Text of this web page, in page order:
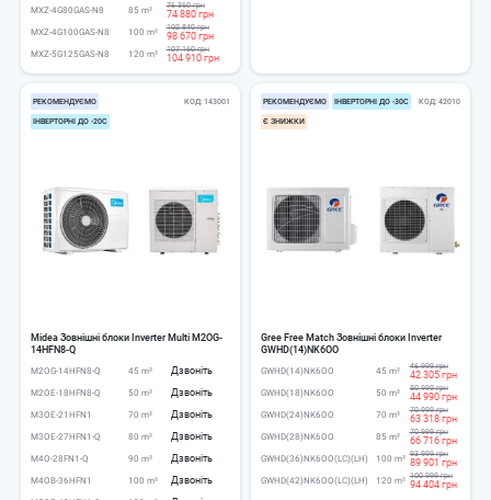
MXZ-4G80GAS-N8 85 m² 76 360 грн
74 880 грн
MXZ-4G100GAS-N8 100 m² 102 840 грн
98 670 грн
MXZ-5G125GAS-N8 120 m² 107 160 грн
104 910 грн
РЕКОМЕНДУЄМО
ІНВЕРТОРНІ ДО -20С
КОД 143001
Midea Зовнішні блоки Inverter Multi M2OG-
14HFN8-Q
M2OG-14HFN8-Q 45 m² Дзвоніть
M2OE-18HFN8-Q 50 m² Дзвоніть
M3OE-21HFN1 70 m² Дзвоніть
M3OE-27HFN1-Q 80 m² Дзвоніть
M4O-28FN1-Q 90 m² Дзвоніть
M4OB-36HFN1 100 m² Дзвоніть
РЕКОМЕНДУЄМО ІНВЕРТОРНІ ДО -30С
Є ЗНИЖКИ
КОД 42010
Gree Free Match Зовнішні блоки Inverter
GWHD(14)NK6OO
GWHD(14)NK6OO 45 m² 46 999 грн
42 305 грн
GWHD(18)NK6OO 50 m² 50 999 грн
44 990 грн
GWHD(24)NK6OO 70 m² 70 999 грн
63 318 грн
GWHD(28)NK6OO 85 m² 70 999 грн
66 716 грн
GWHD(36)NK6OO(LC)(LH) 100 m² 93 999 грн
89 901 грн
GWHD(42)NK6OO(LC)(LH) 120 m² 100 999 грн
94 404 грн